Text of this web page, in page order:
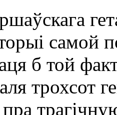
самой
б той
трохсот